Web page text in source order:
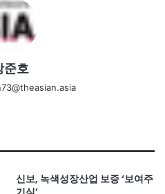
준호
신보, 녹색성장산업 보증 ‘보여주